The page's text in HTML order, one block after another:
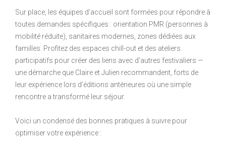
Sur place, les équipes d’accueil sont formées pour répondre à
toutes demandes spécifiques : orientation PMR (personnes à
mobilité réduite), sanitaires modernes, zones dédiées aux
familles. Profitez des espaces chill-out et des ateliers
participatifs pour créer des liens avec d’autres festivaliers —
une démarche que Claire et Julien recommandent, forts de
leur expérience lors d’éditions antérieures où une simple
rencontre a transformé leur séjour.
Voici un condensé des bonnes pratiques à suivre pour
optimiser votre expérience :